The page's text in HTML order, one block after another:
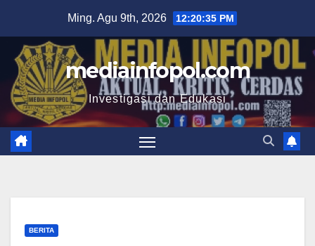
content
Ming. Agu 9th, 2026 12:20:36 PM
mediainfopol.com
Investigasi dan Edukasi
BERITA